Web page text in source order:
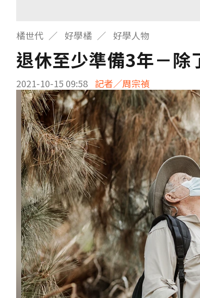
橘世代 好學橘 好學人物
退休至少準備3年－除
2021-10-15 09:58 記者／周宗禎